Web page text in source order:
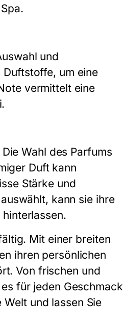
und
um eine
vermittelt eine
Wahl des Parfums
Duft kann
Stärke und
kann sie ihre
Mit einer breiten
ihren persönlichen
Von frischen und
für jeden Geschmack
und lassen Sie